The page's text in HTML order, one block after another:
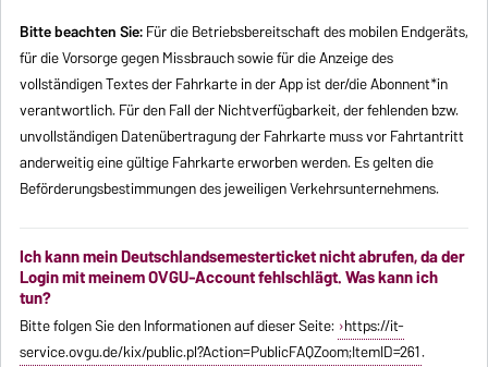
Bitte beachten Sie:Für die Betriebsbereitschaft des mobilen Endgeräts,
für die Vorsorge gegen Missbrauch sowie für die Anzeige des
vollständigen Textes der Fahrkarte in der App ist der/die Abonnent*in
verantwortlich. Für den Fall der Nichtverfügbarkeit, der fehlenden bzw.
unvollständigen Datenübertragung der Fahrkarte muss vor Fahrtantritt
anderweitig eine gültige Fahrkarte erworben werden. Es gelten die
Beförderungsbestimmungen des jeweiligen Verkehrsunternehmens.
Ich kann mein Deutschlandsemesterticket nicht abrufen, da der
Login mit meinem OVGU-Account fehlschlägt. Was kann ich
tun?
Bitte folgen Sie den Informationen auf dieser Seite: https://it-
service.ovgu.de/kix/public.pl?Action=PublicFAQZoom;ItemID=261.